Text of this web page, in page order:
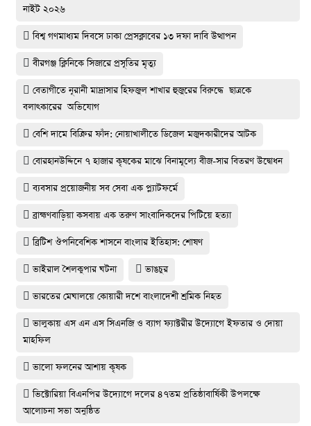
নাইট ২০২৬
বিশ্ব গণমাধ্যম দিবসে ঢাকা প্রেসক্লাবের ১৩ দফা দাবি উত্থাপন
বীরগঞ্জ ক্লিনিকে সিজারে প্রসূতির মৃত্যু
বেতাগীতে নূরানী মাদ্রাসার হিফজুল শাখার হুজুরের বিরুদ্ধে ছাত্রকে
বলাৎকারের অভিযোগ
বেশি দামে বিক্রির ফাঁদ: নোয়াখালীতে ডিজেল মজুদকারীদের আটক
বোরহানউদ্দিনে ৭ হাজার কৃষকের মাঝে বিনামূল্যে বীজ-সার বিতরণ উদ্বোধন
ব্যবসার প্রয়োজনীয় সব সেবা এক প্ল্যাটফর্মে
ব্রাহ্মণবাড়িয়া কসবায় এক তরুণ সাংবাদিকদের পিটিয়ে হত্যা
ব্রিটিশ ঔপনিবেশিক শাসনে বাংলার ইতিহাস: শোষণ
ভাইরাল শৈলকুপার ঘটনা ভাঙচুর
ভারতের মেঘালয়ে কোয়ারী দশে বাংলাদেশী শ্রমিক নিহত
ভালুকায় এস এন এস সিএনজি ও ব্যাগ ফ্যাক্টরীর উদ্যোগে ইফতার ও দোয়া
মাহফিল
ভালো ফলনের আশায় কৃষক
ভিক্টোরিয়া বিএনপির উদ্যোগে দলের ৪৭তম প্রতিষ্ঠাবার্ষিকী উপলক্ষে
আলোচনা সভা অনুষ্ঠিত